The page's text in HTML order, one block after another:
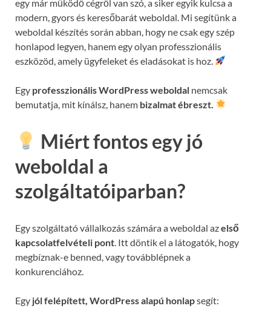
egy már működő cégről van szó, a siker egyik kulcsa a
modern, gyors és keresőbarát weboldal. Mi segítünk a
weboldal készítés során abban, hogy ne csak egy szép
honlapod legyen, hanem egy olyan professzionális
eszközöd, amely ügyfeleket és eladásokat is hoz.
Egy professzionális WordPress weboldal nemcsak
bemutatja, mit kínálsz, hanem bizalmat ébreszt.
Miért fontos egy jó
weboldal a
szolgáltatóiparban?
Egy szolgáltató vállalkozás számára a weboldal azelső
kapcsolatfelvételi pont. Itt döntik el a látogatók, hogy
megbíznak-e benned, vagy továbblépnek a
konkurenciához.
Egy jól felépített, WordPress alapú honlapsegít: